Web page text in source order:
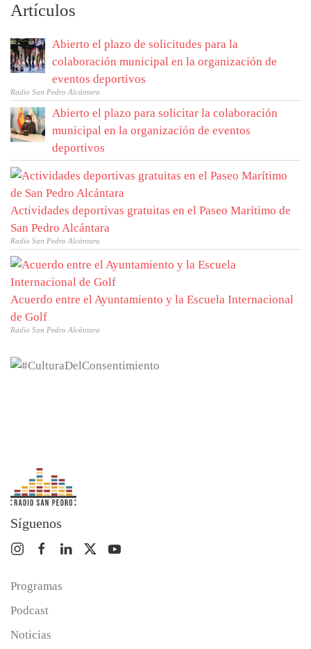
Artículos
Abierto el plazo de solicitudes para la
colaboración municipal en la organización de
eventos deportivos
Radio San Pedro Alcántara
Abierto el plazo para solicitar la colaboración
municipal en la organización de eventos
deportivos
Actividades deportivas gratuitas en el Paseo Marítimo de
San Pedro Alcántara
Radio San Pedro Alcántara
Acuerdo entre el Ayuntamiento y la Escuela Internacional
de Golf
Radio San Pedro Alcántara
Síguenos
Programas
Podcast
Noticias